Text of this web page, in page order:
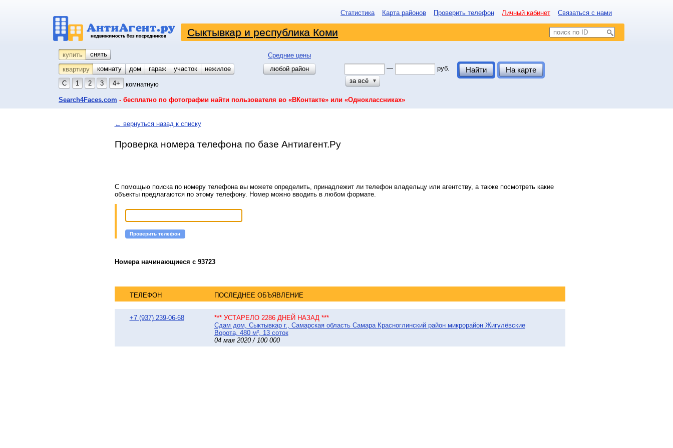
Статистика Карта районов Проверить телефон Личный кабинет Связаться с нами
Сыктывкар и республика Коми
купить снять
Средние цены
квартиру
комнату койко-место
дом гараж участок
нежилое
С
1 2 3 4+ комнатную
любой район —
руб.
за всё
▼
Найти На карте
Search4Faces.com - бесплатно по фотографии найти пользователя во «ВКонтакте» или «Одноклассниках»
← вернуться назад к списку
Проверка номера телефона по базе Антиагент.Ру
С помощью поиска по номеру телефона вы можете определить, принадлежит ли телефон владельцу или агентству, а также посмотреть какие
объекты предлагаются по этому телефону. Номер можно вводить в любом формате.
Проверить телефон
Номера начинающиеся с 93723
ТЕЛЕФОН ПОСЛЕДНЕЕ ОБЪЯВЛЕНИЕ
+7 (937) 239-06-68
*** УСТАРЕЛО 2286 ДНЕЙ НАЗАД ***
Сдам дом, Сыктывкар г., Самарская область Самара Красноглинский район микрорайон Жигулёвские
Ворота, 480 м², 13 соток
04 мая 2020 / 100 000